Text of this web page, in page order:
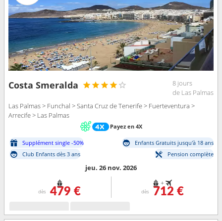
Costa Smeralda
8 jours
de Las Palmas
Las Palmas > Funchal > Santa Cruz de Tenerife > Fuerteventura >
Arrecife > Las Palmas
Payez en 4X
Supplément single -50%
Enfants Gratuits jusqu'à 18 ans
Club Enfants dès 3 ans
Pension complète
jeu. 26 nov. 2026
dès 479 €
+
dès 712 €